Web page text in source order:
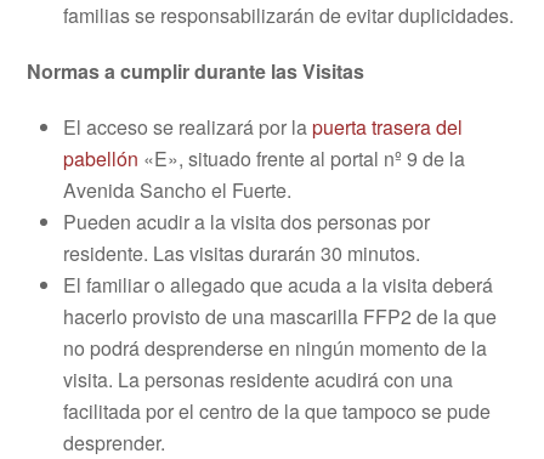
familias se responsabilizarán de evitar duplicidades.
Normas a cumplir durante las Visitas
El acceso se realizará por lapuerta trasera del
pabellón «E», situado frente al portal nº 9 de la
Avenida Sancho el Fuerte.
Pueden acudir a la visita dos personas por
residente. Las visitas durarán 30 minutos.
El familiar o allegado que acuda a la visita deberá
hacerlo provisto de una mascarilla FFP2 de la que
no podrá desprenderse en ningún momento de la
visita. La personas residente acudirá con una
facilitada por el centro de la que tampoco se pude
desprender.